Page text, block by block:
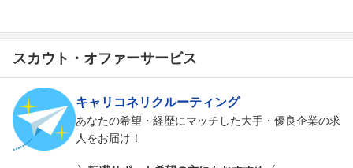
スカウト・オファーサービス
キャリコネリクルーティング
あなたの希望・経歴にマッチした大手・優良企業の求
人をお届け！